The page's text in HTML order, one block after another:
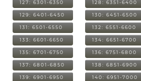
127: 6301-6350 128: 6351-6400
129: 6401-6450 130: 6451-6500
131: 6501-6550 132: 6551-6600
133: 6601-6650 134: 6651-6700
135: 6701-6750 136: 6751-6800
137: 6801-6850 138: 6851-6900
139: 6901-6950 140: 6951-7000